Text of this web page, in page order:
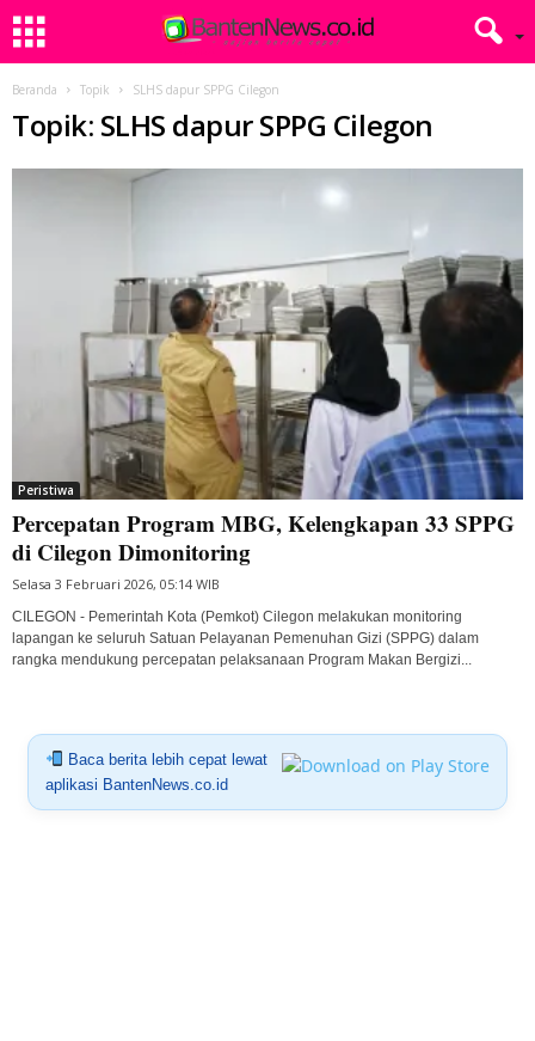
Beranda Topik SLHS dapur SPPG Cilegon
Topik: SLHS dapur SPPG Cilegon
Peristiwa
Percepatan Program MBG, Kelengkapan 33 SPPG
di Cilegon Dimonitoring
Selasa 3 Februari 2026, 05:14 WIB
CILEGON - Pemerintah Kota (Pemkot) Cilegon melakukan monitoring
lapangan ke seluruh Satuan Pelayanan Pemenuhan Gizi (SPPG) dalam
rangka mendukung percepatan pelaksanaan Program Makan Bergizi...
Baca berita lebih cepat lewat
aplikasi BantenNews.co.id